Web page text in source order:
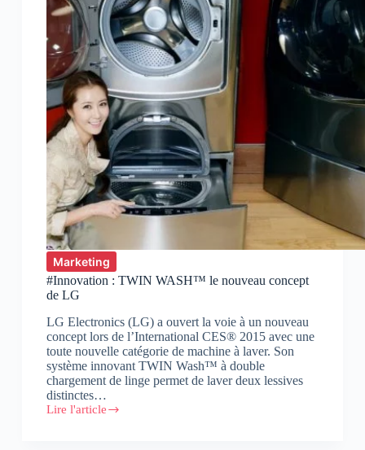
Marketing
#Innovation : TWIN WASH™ le nouveau concept
de LG
LG Electronics (LG) a ouvert la voie à un nouveau
concept lors de l’International CES® 2015 avec une
toute nouvelle catégorie de machine à laver. Son
système innovant TWIN Wash™ à double
chargement de linge permet de laver deux lessives
distinctes…
Lire l'article
#Innovation